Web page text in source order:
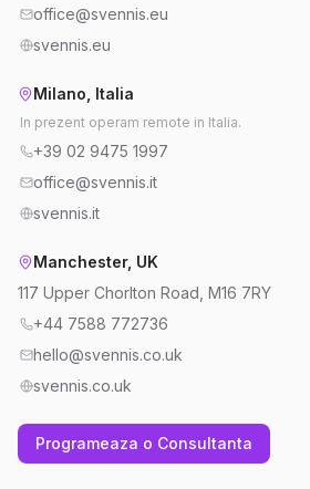
office@svennis.eu
svennis.eu
Milano, Italia
In prezent operam remote in Italia.
+39 02 9475 1997
office@svennis.it
svennis.it
Manchester, UK
117 Upper Chorlton Road, M16 7RY
+44 7588 772736
hello@svennis.co.uk
svennis.co.uk
Programeaza o Consultanta